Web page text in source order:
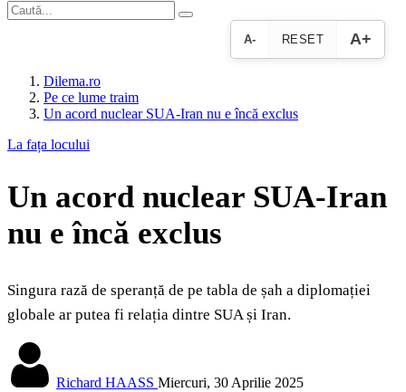
A- RESET A+
Dilema.ro
Pe ce lume traim
Un acord nuclear SUA-Iran nu e încă exclus
La fața locului
Un acord nuclear SUA-Iran
nu e încă exclus
Singura rază de speranță de pe tabla de șah a diplomației
globale ar putea fi relația dintre SUA și Iran.
Richard HAASS Miercuri, 30 Aprilie 2025